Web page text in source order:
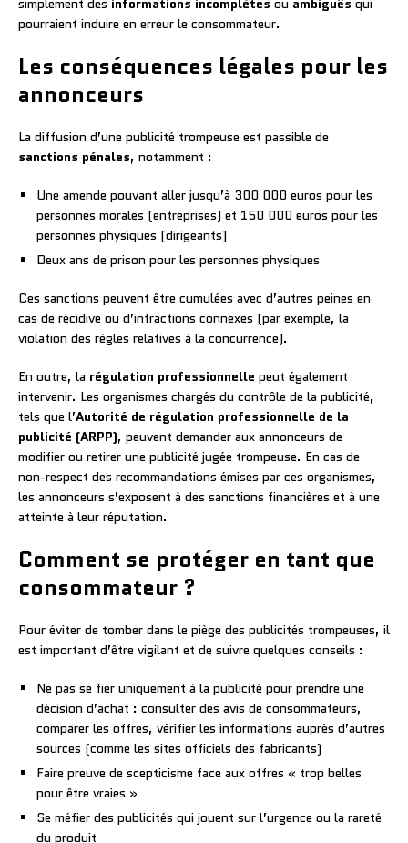
pourraient induire en erreur le consommateur.
Les conséquences légales pour les
annonceurs
La diffusion d’une publicité trompeuse est passible de
sanctions pénales, notamment :
Une amende pouvant aller jusqu’à 300 000 euros pour les
personnes morales (entreprises) et 150 000 euros pour les
personnes physiques (dirigeants)
Deux ans de prison pour les personnes physiques
Ces sanctions peuvent être cumulées avec d’autres peines en
cas de récidive ou d’infractions connexes (par exemple, la
violation des règles relatives à la concurrence).
En outre, la régulation professionnelle peut également
intervenir. Les organismes chargés du contrôle de la publicité,
tels que l’Autorité de régulation professionnelle de la
publicité (ARPP), peuvent demander aux annonceurs de
modifier ou retirer une publicité jugée trompeuse. En cas de
non-respect des recommandations émises par ces organismes,
les annonceurs s’exposent à des sanctions financières et à une
atteinte à leur réputation.
Comment se protéger en tant que
consommateur ?
Pour éviter de tomber dans le piège des publicités trompeuses, il
est important d’être vigilant et de suivre quelques conseils :
Ne pas se fier uniquement à la publicité pour prendre une
décision d’achat : consulter des avis de consommateurs,
comparer les offres, vérifier les informations auprès d’autres
sources (comme les sites officiels des fabricants)
Faire preuve de scepticisme face aux offres « trop belles
pour être vraies »
Se méfier des publicités qui jouent sur l’urgence ou la rareté
du produit